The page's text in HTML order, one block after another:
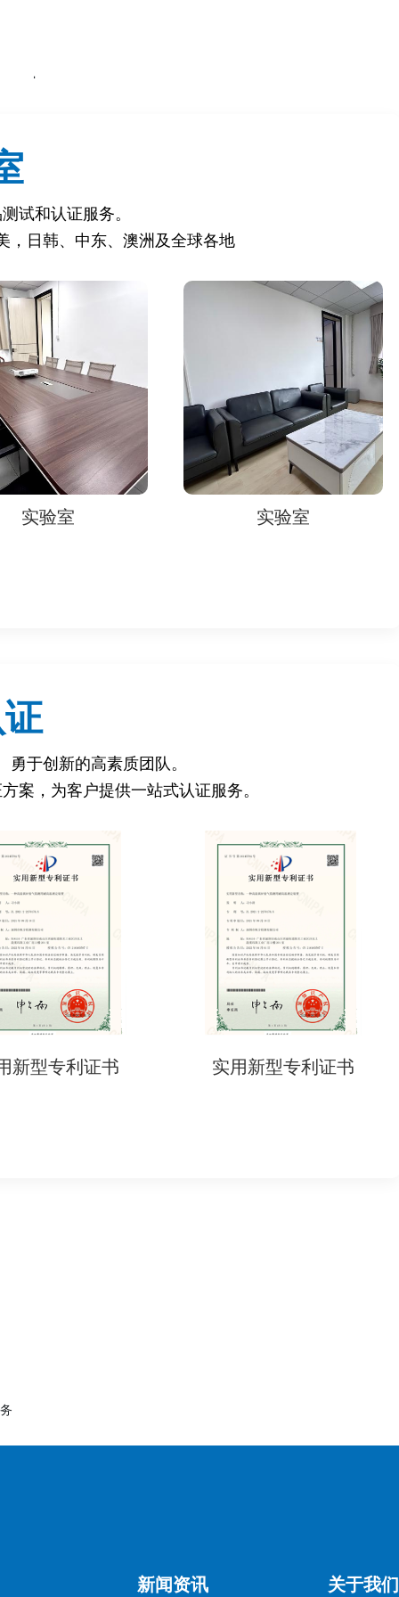
|
材料引发火灾。 |
迁移量（如铅≤13.5mg/kg）。 |
有毒物质泄漏。 |
如颜料、胶水等）。 |
械强度和稳定性。 |
机化合物的含量。 |
亚硝胺的含量。 |
化学安全性。 |
试和认证服务。
，日韩、中东、澳洲及全球各地
实验室 实验室
于创新的高素质团队。
案，为客户提供一站式认证服务。
实用新型专利证书 实用新型专利证书
新闻资讯 关于我们